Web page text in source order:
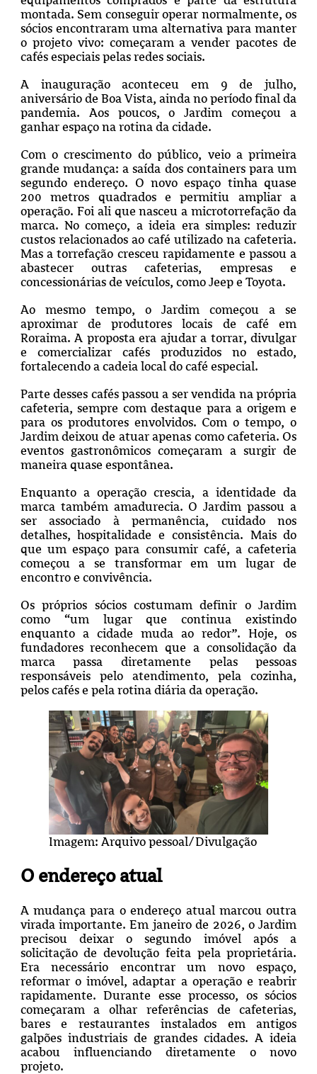
montada. Sem conseguir operar normalmente, os
sócios encontraram uma alternativa para manter
o projeto vivo: começaram a vender pacotes de
cafés especiais pelas redes sociais.
A inauguração aconteceu em 9 de julho,
aniversário de Boa Vista, ainda no período final da
pandemia. Aos poucos, o Jardim começou a
ganhar espaço na rotina da cidade.
Com o crescimento do público, veio a primeira
grande mudança: a saída dos containers para um
segundo endereço. O novo espaço tinha quase
200 metros quadrados e permitiu ampliar a
operação. Foi ali que nasceu a microtorrefação da
marca. No começo, a ideia era simples: reduzir
custos relacionados ao café utilizado na cafeteria.
Mas a torrefação cresceu rapidamente e passou a
abastecer outras cafeterias, empresas e
concessionárias de veículos, como Jeep e Toyota.
Ao mesmo tempo, o Jardim começou a se
aproximar de produtores locais de café em
Roraima. A proposta era ajudar a torrar, divulgar
e comercializar cafés produzidos no estado,
fortalecendo a cadeia local do café especial.
Parte desses cafés passou a ser vendida na própria
cafeteria, sempre com destaque para a origem e
para os produtores envolvidos. Com o tempo, o
Jardim deixou de atuar apenas como cafeteria. Os
eventos gastronômicos começaram a surgir de
maneira quase espontânea.
Enquanto a operação crescia, a identidade da
marca também amadurecia. O Jardim passou a
ser associado à permanência, cuidado nos
detalhes, hospitalidade e consistência. Mais do
que um espaço para consumir café, a cafeteria
começou a se transformar em um lugar de
encontro e convivência.
Os próprios sócios costumam definir o Jardim
como “um lugar que continua existindo
enquanto a cidade muda ao redor”. Hoje, os
fundadores reconhecem que a consolidação da
marca passa diretamente pelas pessoas
responsáveis pelo atendimento, pela cozinha,
pelos cafés e pela rotina diária da operação.
Imagem: Arquivo pessoal/Divulgação
O endereço atual
A mudança para o endereço atual marcou outra
virada importante. Em janeiro de 2026, o Jardim
precisou deixar o segundo imóvel após a
solicitação de devolução feita pela proprietária.
Era necessário encontrar um novo espaço,
reformar o imóvel, adaptar a operação e reabrir
rapidamente. Durante esse processo, os sócios
começaram a olhar referências de cafeterias,
bares e restaurantes instalados em antigos
galpões industriais de grandes cidades. A ideia
acabou influenciando diretamente o novo
projeto.